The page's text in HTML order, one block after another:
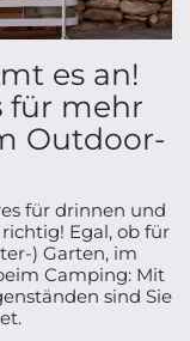
es an!
für mehr
Outdoor-
für drinnen und
Egal, ob für
) Garten, im
Camping: Mit
sind Sie